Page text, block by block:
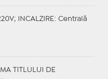
INCALZIRE : Centrală
TITLULUI DE